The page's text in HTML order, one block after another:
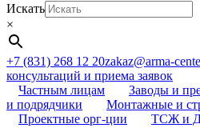
Искать
×
+7 (831) 268 12 20zakaz@arma-
консультаций и приема заявок
Частным лицам
Заводы и
и подрядчики
Монтажные и
Проектные орг-ции
ТСЖ и